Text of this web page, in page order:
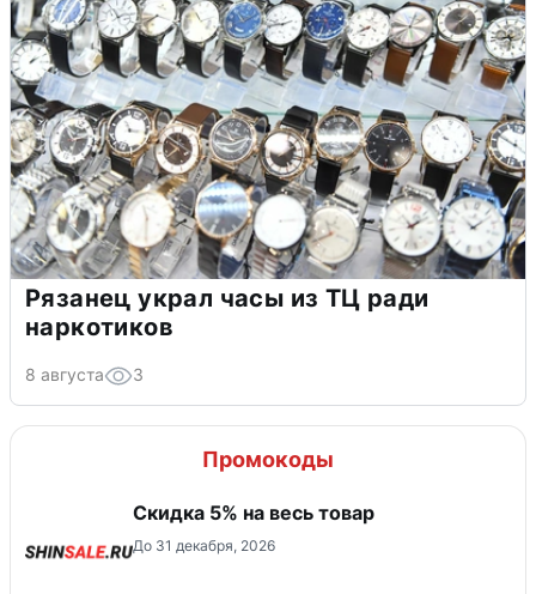
Рязанец украл часы из ТЦ ради
наркотиков
8 августа 3
Промокоды
Скидка 5% на весь товар
До 31 декабря, 2026